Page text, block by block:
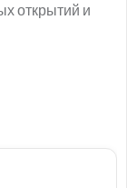
открытий и